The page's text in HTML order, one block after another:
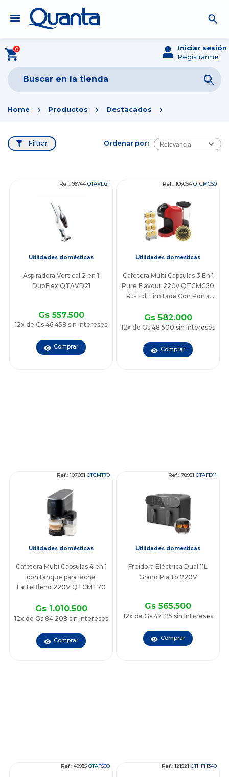
0
Iniciar sesión
Registrarme
Home Productos Destacados
Ordenar por: Relevancia
Filtrar
Ref.: 96744QTAVD21
Utilidades domésticas
Aspiradora Vertical 2 en 1
DuoFlex QTAVD21
Gs 557.500
12x de Gs 46.458 sin intereses
Comprar
Ref.: 106054QTCMC50
Utilidades domésticas
Cafetera Multi Cápsulas 3 En 1
Pure Flavour 220v QTCMC50
RJ- Ed. Limitada Con Porta
Gs 582.000
12x de Gs 48.500 sin intereses
Comprar
Ref.: 107051 QTCMT70
Utilidades domésticas
Cafetera Multi Cápsulas 4 en 1
con tanque para leche
LatteBlend 220V QTCMT70
Gs 1.010.500
12x de Gs 84.208 sin intereses
Comprar
Ref.: 78931 QTAFD11
Utilidades domésticas
Freidora Eléctrica Dual 11L
Grand Piatto 220V
Gs 565.500
12x de Gs 47.125 sin intereses
Comprar
Ref.: 49955 QTAF500 Ref.: 121521 QTHFH340